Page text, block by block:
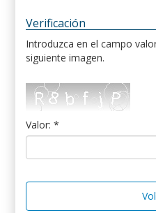
Verificación
Introduzca en el campo
siguiente imagen.
Valor: *